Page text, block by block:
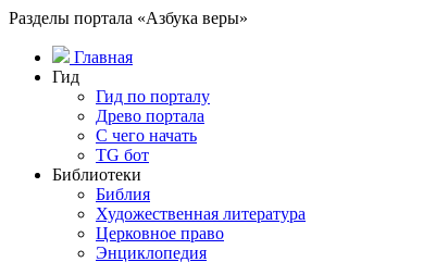
Разделы портала «Азбука веры»
Главная
Гид
Гид по порталу
Древо портала
С чего начать
TG бот
Библиотеки
Библия
Художественная литература
Церковное право
Энциклопедия